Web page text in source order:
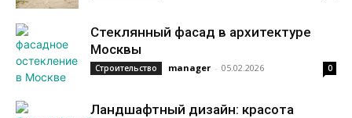
Стеклянный фасад в архитектуре
Москвы
Строительство manager - 05.02.2026 0
Ландшафтный дизайн: красота